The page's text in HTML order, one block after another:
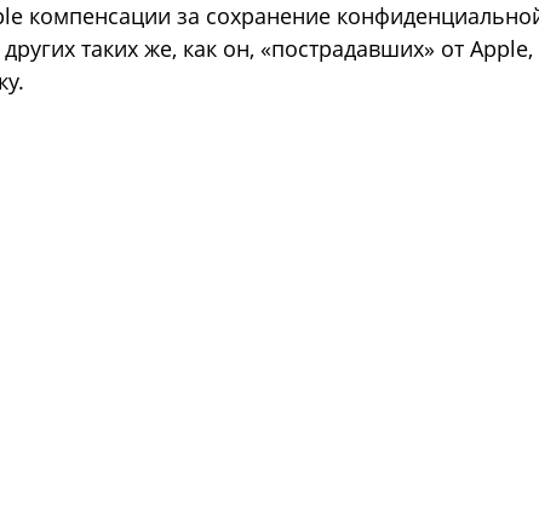
компенсации за сохранение
таких же, как он, «пострадавших» от Apple,